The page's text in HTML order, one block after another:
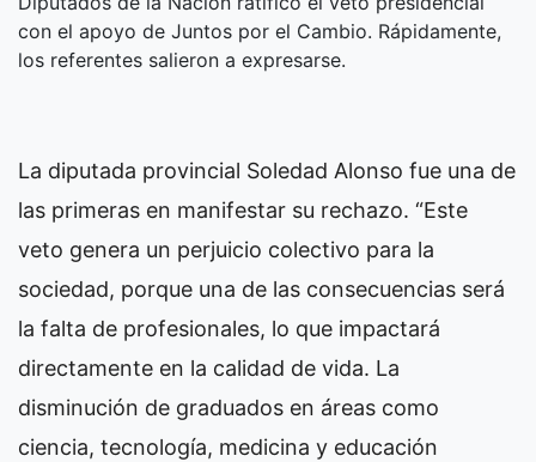
con el apoyo de Juntos por el Cambio. Rápidamente,
los referentes salieron a expresarse.
La diputada provincial Soledad Alonso fue una de
las primeras en manifestar su rechazo. “Este
veto genera un perjuicio colectivo para la
sociedad, porque una de las consecuencias será
la falta de profesionales, lo que impactará
directamente en la calidad de vida. La
disminución de graduados en áreas como
ciencia, tecnología, medicina y educación